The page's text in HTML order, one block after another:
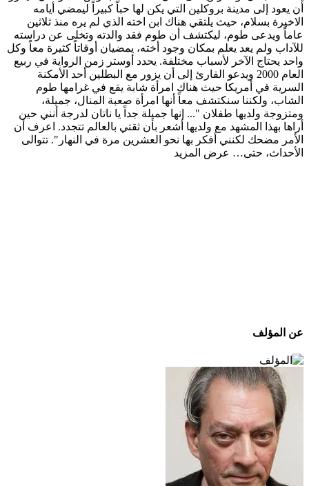
أن يعود إلى مدينة بروكلين التي يكن لها حباً كبيراً ليمضي أيامه
الاخيرة بسلام، حيث يلتقي هناك ابن اخته الذي لم يره منذ ثلاثين
عاماً ويدعى طوم، ليكتشف أن طوم فقد والدته وتخلى عن دراسته
للآداب ولم يعد يعلم بمكان وجود أخته، يمضيان أوقاتاً كثيرة معاً وكل
واحد يحتاج الآخر لأسباب مختلفة. يحدد أوستر زمن الرواية في ربيع
العام 2000 ويدعو القارئ إلى أن يزور مع البطلين أحد الأمكنة
السرية في أمريكا حيث هناك امرأة شابة يقع في غرامها طوم
الشاب، ولكننا سنكتشف معاً أنها امرأة صعبة المنال، جميلة،
ومتزوجة ولديها طفلان "... إنها جميلة جداً يا ناتان لدرجة أنني حين
أراها بهذا المشهد مع ولديها أشعر بأن ثقتي بالعالم تتجدد. اعرف أن
الأمر مضحك لكنني أفكر بها نحو العشرين مرة في النهار". تتوالى
الأحداث، حتى… عرض المزيد
عن المؤلف